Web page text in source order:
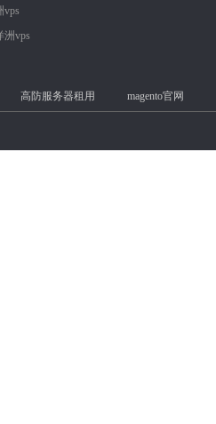
vps
洲vps
高防服务器租用 magento官网